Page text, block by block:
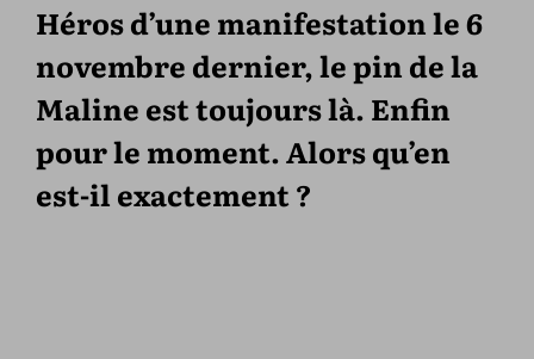
Héros d’une manifestation le 6
novembre dernier, le pin de la
Maline est toujours là. Enfin
pour le moment. Alors qu’en
est-il exactement ?